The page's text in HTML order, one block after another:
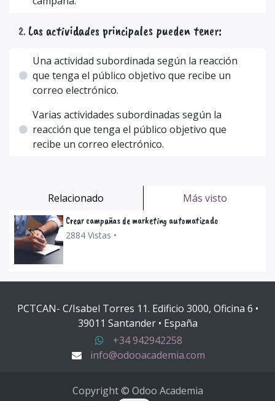
Relacionado Más visto
Crear campañas de marketing automatizado
2884 Vistas •
2. Las actividades principales pueden tener:
Una actividad subordinada según la reacción
que tenga el público objetivo que recibe un
correo electrónico.
Varias actividades subordinadas según la
reacción que tenga el público objetivo que
recibe un correo electrónico.
PCTCAN- C/Isabel Torres 11. Edificio 3000, Oficina 6 •
39011 Santander • España
+34 942942258
info@odooacademia.com
Copyright © Odoo Academia